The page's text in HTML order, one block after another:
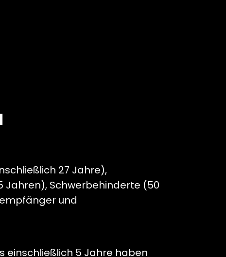
27 Jahre),
Jahren), Schwerbehinderte (50
und
einschließlich 5 Jahre haben